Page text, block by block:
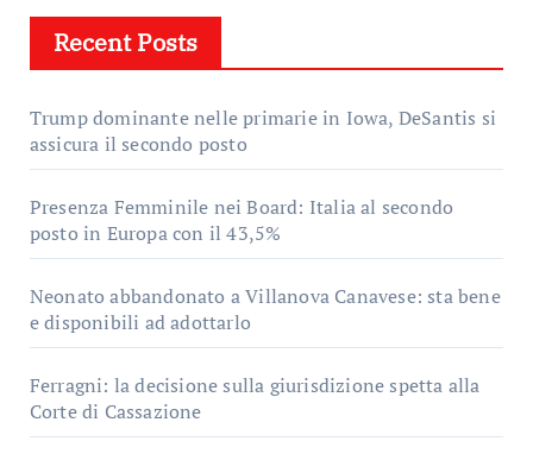
Recent Posts
Trump dominante nelle primarie in Iowa, DeSantis si
assicura il secondo posto
Presenza Femminile nei Board: Italia al secondo
posto in Europa con il 43,5%
Neonato abbandonato a Villanova Canavese: sta bene
e disponibili ad adottarlo
Ferragni: la decisione sulla giurisdizione spetta alla
Corte di Cassazione